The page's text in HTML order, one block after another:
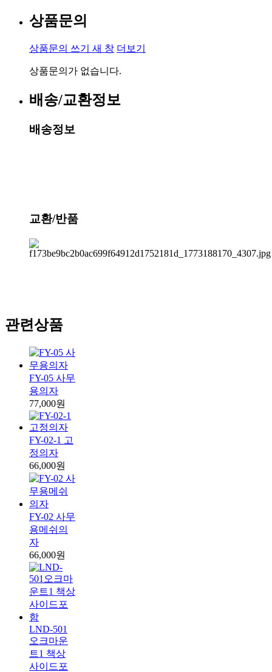
상품문의
상품문의 쓰기 새 창 더보기
상품문의가 없습니다.
배송/교환정보
배송정보
교환/반품
관련상품
FY-05 사무
용의자
77,000원
FY-02-1 고
정의자
66,000원
FY-02 사무
용메쉬의
자
66,000원
LND-501
오크마운
트1 책상
사이드포